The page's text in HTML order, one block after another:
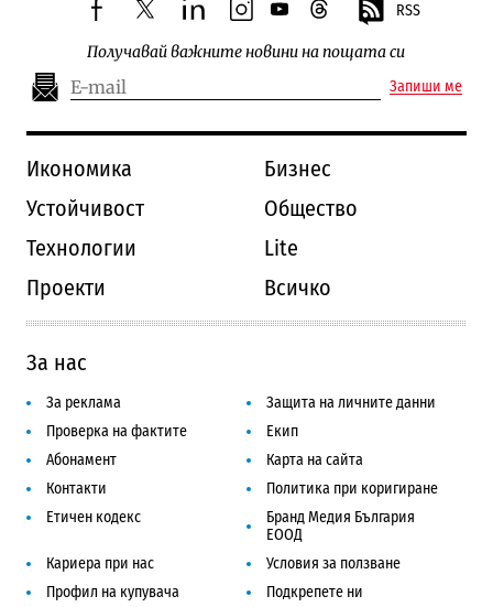
facebooktwitterlinkedininstagram
youtubethreads RSS
Получавай важните новини на пощата си
Запиши ме
Икономика
Бизнес
Устойчивост
Общество
Технологии
Lite
Проекти
Всичко
За нас
За реклама
Защита на личните данни
Проверка на фактите
Екип
Абонамент
Карта на сайта
Контакти
Политика при коригиране
Етичен кодекс
Бранд Медия България
ЕООД
Кариера при нас
Условия за ползване
Профил на купувача
Подкрепете ни